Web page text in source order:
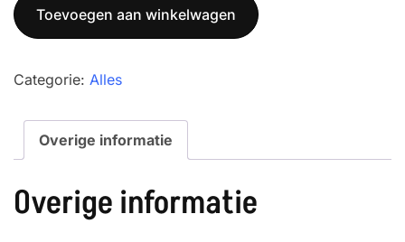
aantal
Toevoegen aan winkelwagen
Categorie: Alles
Overige informatie
Overige informatie